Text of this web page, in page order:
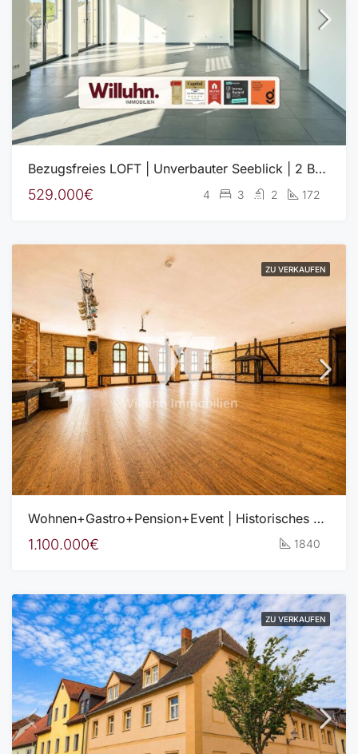
Bezugsfreies LOFT | Unverbauter Seeblick | 2 Balkone | Fußbodenheizung | Aufzug | Garage
529.000€ 4 3 2 172
ZU VERKAUFEN
Wohnen+Gastro+Pension+Event | Historisches Gasthofensemble mit beeindruckendem Entwicklungspotenzial
1.100.000€ 1840
ZU VERKAUFEN